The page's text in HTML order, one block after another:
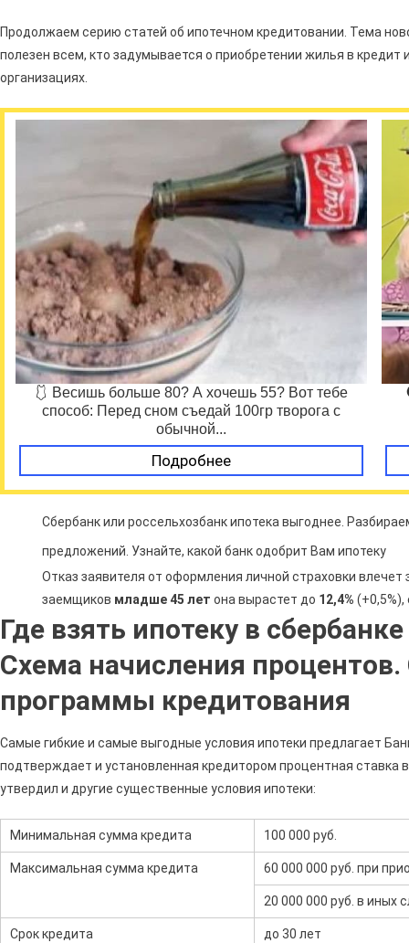
Продолжаем серию статей об ипотечном кредитовании. Тема
полезен всем, кто задумывается о приобретении жилья в
организациях.
🩱 Весишь больше 80? А хочешь 55? Вот тебе
способ: Перед сном съедай 100гр творога с
обычной...
Подробнее
Сбербанк или россельхозбанк ипотека выгоднее.
предложений. Узнайте, какой банк одобрит Вам ипотеку
Отказ заявителя от оформления личной страховки
заемщиков младше 45 лет она вырастет до 12,4%
Где взять ипотеку в
Схема начисления
программы кредитования
Самые гибкие и самые выгодные условия ипотеки предлагает
подтверждает и установленная кредитором процентная ставка
утвердил и другие существенные условия ипотеки:
Минимальная сумма кредита 100 000 руб.
Максимальная сумма кредита 60 000 000 руб. при
20 000 000 руб. в иных
Срок кредита до 30 лет